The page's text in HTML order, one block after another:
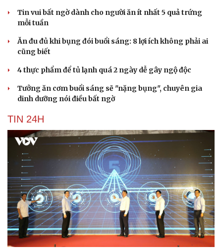
Tin vui bất ngờ dành cho người ăn ít nhất 5 quả trứng
mỗi tuần
Ăn đu đủ khi bụng đói buổi sáng: 8 lợi ích không phải ai
cũng biết
4 thực phẩm để tủ lạnh quá 2 ngày dễ gây ngộ độc
Tưởng ăn cơm buổi sáng sẽ "nặng bụng", chuyên gia
dinh dưỡng nói điều bất ngờ
TIN 24H